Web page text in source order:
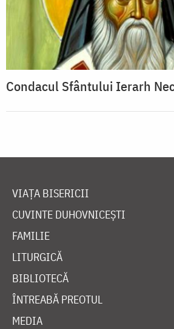
Condacul Sfântului Ierarh
VIAȚA BISERICII
CUVINTE DUHOVNICEȘTI
FAMILIE
LITURGICĂ
BIBLIOTECĂ
ÎNTREABĂ PREOTUL
MEDIA